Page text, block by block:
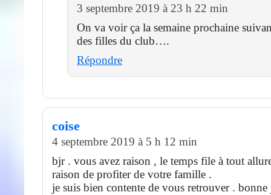
3 septembre 2019 à 23 h 22 min
On va voir ça la semaine prochaine
des filles du club….
Répondre
coise
4 septembre 2019 à 5 h 12 min
bjr . vous avez raison , le temps file à tout
raison de profiter de votre famille .
je suis bien contente de vous retrouver . bonne